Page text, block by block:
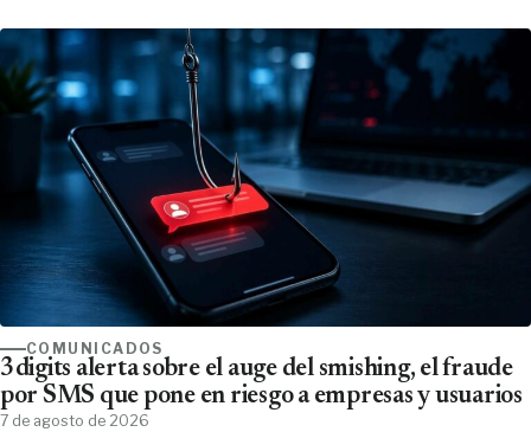
COMUNICADOS
3digits alerta sobre el auge del smishing, el fraude
por SMS que pone en riesgo a empresas y usuarios
7 de agosto de 2026